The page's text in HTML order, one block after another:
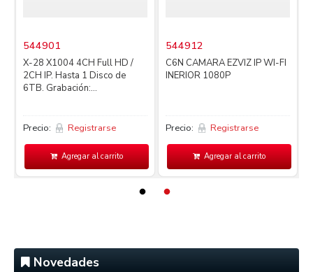
544901
X-28 X1004 4CH Full HD /
2CH IP. Hasta 1 Disco de
6TB. Grabación:...
Precio: Registrarse
Agregar al carrito
544912
C6N CAMARA EZVIZ IP WI-FI
INERIOR 1080P
Precio: Registrarse
Agregar al carrito
Novedades